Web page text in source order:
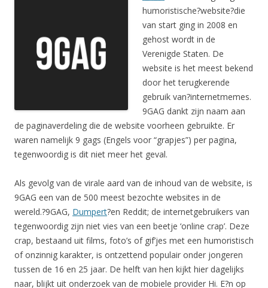
humoristische?website?die
van start ging in 2008 en
gehost wordt in de
Verenigde Staten. De
website is het meest bekend
door het terugkerende
gebruik van?internetmemes.
9GAG dankt zijn naam aan
de paginaverdeling die de website voorheen gebruikte. Er
waren namelijk 9 gags (Engels voor “grapjes”) per pagina,
tegenwoordig is dit niet meer het geval.
Als gevolg van de virale aard van de inhoud van de website, is
9GAG een van de 500 meest bezochte websites in de
wereld.?9GAG, Dumpert?en Reddit; de internetgebruikers van
tegenwoordig zijn niet vies van een beetje ‘online crap’. Deze
crap, bestaand uit films, foto’s of gif’jes met een humoristisch
of onzinnig karakter, is ontzettend populair onder jongeren
tussen de 16 en 25 jaar. De helft van hen kijkt hier dagelijks
naar, blijkt uit onderzoek van de mobiele provider Hi. E?n op